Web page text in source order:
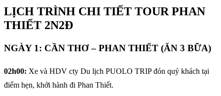
LỊCH TRÌNH CHI TIẾT TOUR PHAN
THIẾT 2N2Đ
NGÀY 1: CẦN THƠ – PHAN THIẾT (ĂN 3 BỮA)
02h00: Xe và HDV cty Du lịch PUOLO TRIP đón quý khách tại
điểm hẹn, khởi hành đi Phan Thiết.